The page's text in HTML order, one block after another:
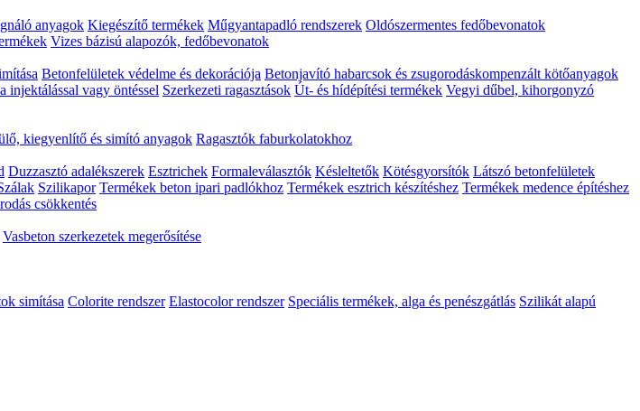
anyagok Kiegészítő termékek Műgyantapadló rendszerek Oldószermentes fedőbevonatok
Vizes bázisú alapozók, fedőbevonatok
Betonfelületek védelme és dekorációja Betonjavító habarcsok és zsugorodáskompenzált kötőanyagok
injektálással vagy öntéssel Szerkezeti ragasztások Út- és hídépítési termékek Vegyi dűbel, kihorgonyzó
kiegyenlítő és simító anyagok Ragasztók faburkolatokhoz
Duzzasztó adalékszerek Esztrichek Formaleválasztók Késleltetők Kötésgyorsítók Látszó betonfelületek
Szilikapor Termékek beton ipari padlókhoz Termékek esztrich készítéshez Termékek medence építéshez
csökkentés
Vasbeton szerkezetek megerősítése
simítása Colorite rendszer Elastocolor rendszer Speciális termékek, alga és penészgátlás Szilikát alapú